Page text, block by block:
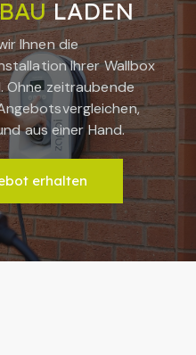
LADEN
Ihnen die
Ihrer Wallbox
Ohne zeitraubende
aus einer Hand.
erhalten